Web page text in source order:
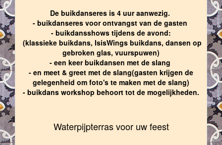
De buikdanseres is 4 uur aanwezig.
- buikdanseres voor ontvangst van de gasten
- buikdansshows tijdens de avond:
(klassieke buikdans, IsisWings buikdans, dansen op
gebroken glas, vuurspuwen)
- een keer buikdansen met de slang
- en meet & greet met de slang(gasten krijgen de
gelegenheid om foto's te maken met de slang)
- buikdans workshop behoort tot de mogelijkheden.
Waterpijpterras voor uw feest